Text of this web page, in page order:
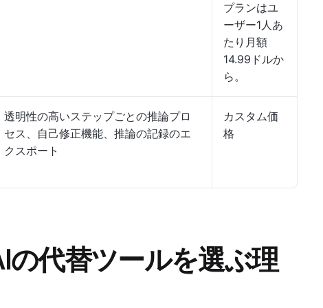
プランはユ
ーザー1人あ
たり月額
14.99ドルか
ら。
透明性の高いステップごとの推論プロ
セス、自己修正機能、推論の記録のエ
クスポート
カスタム価
格
代替ツールを選ぶ理